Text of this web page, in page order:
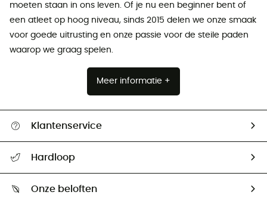
moeten staan ​​in ons leven. Of je nu een beginner bent of
een atleet op hoog niveau, sinds 2015 delen we onze smaak
voor goede uitrusting en onze passie voor de steile paden
waarop we graag spelen.
Meer informatie +
Klantenservice
Mijn zending volgen
Retourzendingen & Terugbetalingen
Hardloop
Onze beloften